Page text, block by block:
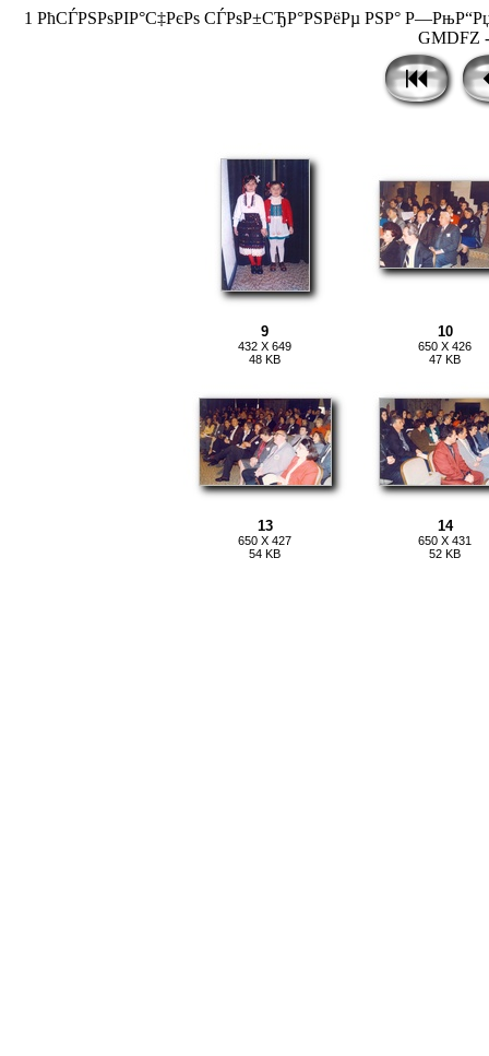
1 РћСЃРЅРѕРІР°С‡РєРѕ СЃРѕР±СЂР°РЅРёРµ РЅР°
GMDFZ
9
432 X 649
48 KB
10
650 X 426
47 KB
13
650 X 427
54 KB
14
650 X 431
52 KB